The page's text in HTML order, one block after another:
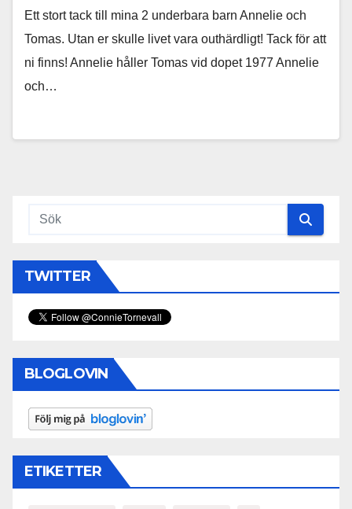
Ett stort tack till mina 2 underbara barn Annelie och
Tomas. Utan er skulle livet vara outhärdligt! Tack för att
ni finns! Annelie håller Tomas vid dopet 1977 Annelie
och…
TWITTER
BLOGLOVIN
ETIKETTER